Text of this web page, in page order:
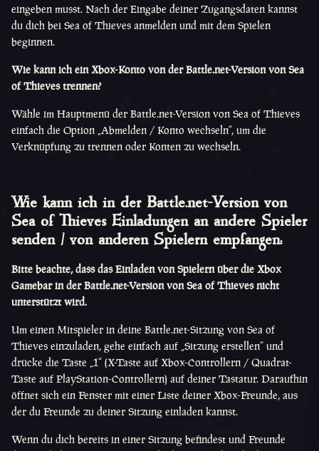
eingeben musst. Nach der Eingabe deiner Zugangsdaten kannst
du dich bei Sea of Thieves anmelden und mit dem Spielen
beginnen.
Wie kann ich ein Xbox-Konto von der Battle.net-Version von Sea
of Thieves trennen?
Wähle im Hauptmenü der Battle.net-Version von Sea of Thieves
einfach die Option „Abmelden / Konto wechseln“, um die
Verknüpfung zu trennen oder Konten zu wechseln.
Wie kann ich in der Battle.net-Version von
Sea of Thieves Einladungen an andere Spieler
senden / von anderen Spielern empfangen:
Bitte beachte, dass das Einladen von Spielern über die Xbox
Gamebar in der Battle.net-Version von Sea of Thieves nicht
unterstützt wird.
Um einen Mitspieler in deine Battle.net-Sitzung von Sea of
Thieves einzuladen, gehe einfach auf „Sitzung erstellen“ und
drücke die Taste „1“ (X-Taste auf Xbox-Controllern / Quadrat-
Taste auf PlayStation-Controllern) auf deiner Tastatur. Daraufhin
öffnet sich ein Fenster mit einer Liste deiner Xbox-Freunde, aus
der du Freunde zu deiner Sitzung einladen kannst.
Wenn du dich bereits in einer Sitzung befindest und Freunde